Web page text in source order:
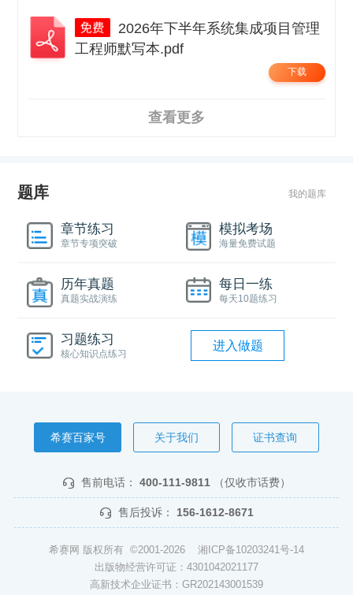
工程师默写本.pdf
下载
查看更多
题库 我的题库
章节练习
章节专项突破
模拟考场
海量免费试题
历年真题
真题实战演练
每日一练
每天10题练习
习题练习
核心知识点练习
进入做题
希赛百家号 关于我们 证书查询
售前电话： 400-111-9811 （仅收市话费）
售后投诉： 156-1612-8671
希赛网 版权所有 ©2001-2026 湘ICP备10203241号-14
出版物经营许可证：4301042021177
高新技术企业证书：GR202143001539